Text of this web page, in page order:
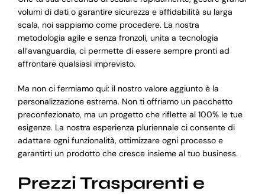
volumi di dati o garantire sicurezza e affidabilità su larga
scala, noi sappiamo come procedere. La nostra
metodologia agile e senza fronzoli, unita a tecnologia
all’avanguardia, ci permette di essere sempre pronti ad
affrontare qualsiasi imprevisto.
Ma non ci fermiamo qui: il nostro valore aggiunto è la
personalizzazione estrema. Non ti offriamo un pacchetto
preconfezionato, ma un progetto che riflette al 100% le tue
esigenze. La nostra esperienza pluriennale ci consente di
adattare ogni funzionalità, ottimizzare ogni processo e
garantirti un prodotto che cresce insieme al tuo business.
Prezzi Trasparenti e